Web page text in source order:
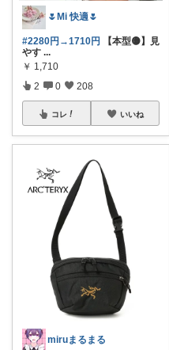
🌷Mi 快適🌷
#2280円→1710円 【本型🟡】見
やす ...
￥ 1,710
2 0 208
コレ いいね
miruまるまる